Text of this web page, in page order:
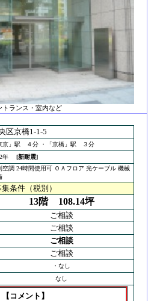
トランス・室内など
区京橋1-1-5
京」駅 ４分 ・「京橋」駅 ３分
年 [新耐震]
空調 24時間使用可 ＯＡフロア 光ケーブル 機械
条件（税別）
13階 108.14坪
ご相談
ご相談
ご相談
ご相談
・なし
なし
【コメント】